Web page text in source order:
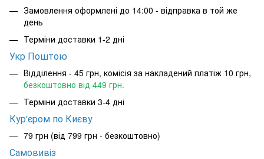
Замовлення оформлені до 14:00 - відправка в той же
день
Терміни доставки 1-2 дні
Укр Поштою
Відділення - 45 грн, комісія за накладений платіж 10 грн,
безкоштовно від 449 грн.
Терміни доставки 3-4 дні
Кур'єром по Києву
79 грн (від 799 грн - безкоштовно)
Самовивіз